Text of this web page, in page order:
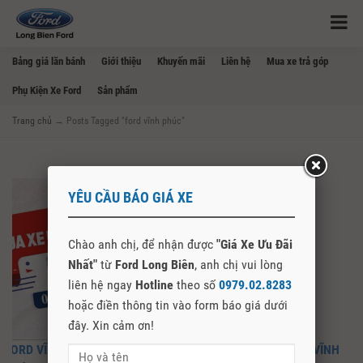
Bảng giá lăn bánh Giới thiệu Khuyến mãi Liên hệ Mua xe trả góp
Phụ Kiện Xe Ford Sản phẩm
Trang chủ → Posts Tagged "ford vĩnh phúc"
FORD VĨNH PHÚC – CẬP NHẬT GIÁ XE, MUA XE FORD TẠI VĨNH
YÊU CẦU BÁO GIÁ XE
Chào anh chị, để nhận được "Giá Xe Ưu Đãi
Nhất" từ Ford Long Biên, anh chị vui lòng
liên hệ ngay Hotline theo số 0979.02.8283
hoặc điền thông tin vào form báo giá dưới
đây. Xin cảm ơn!